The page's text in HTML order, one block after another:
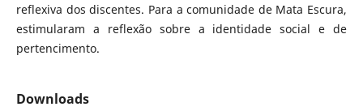
reflexiva dos discentes. Para a comunidade de Mata Escura,
estimularam a reflexão sobre a identidade social e de
pertencimento.
Downloads